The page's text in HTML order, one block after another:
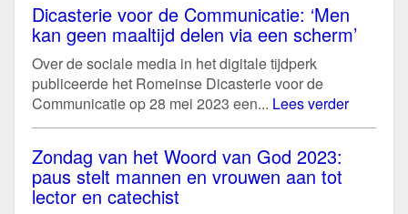
Dicasterie voor de Communicatie: ‘Men
kan geen maaltijd delen via een scherm’
Over de sociale media in het digitale tijdperk
publiceerde het Romeinse Dicasterie voor de
Communicatie op 28 mei 2023 een... Lees verder
Zondag van het Woord van God 2023:
paus stelt mannen en vrouwen aan tot
lector en catechist